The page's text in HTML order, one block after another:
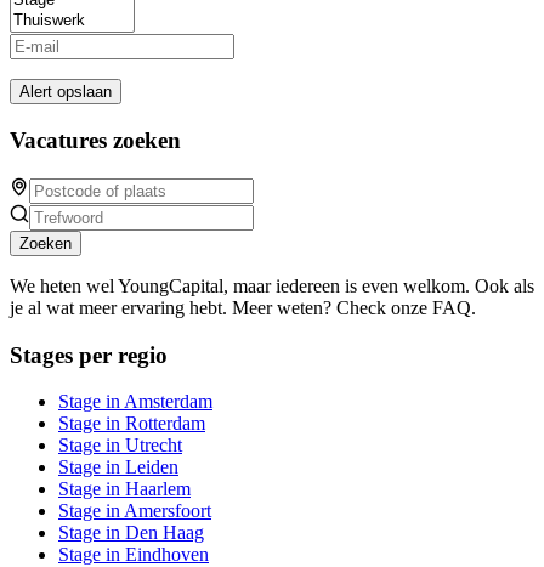
Alert opslaan
Vacatures zoeken
Zoeken
We heten wel YoungCapital, maar iedereen is even welkom. Ook als
je al wat meer ervaring hebt. Meer weten? Check onze FAQ.
Stages per regio
Stage in Amsterdam
Stage in Rotterdam
Stage in Utrecht
Stage in Leiden
Stage in Haarlem
Stage in Amersfoort
Stage in Den Haag
Stage in Eindhoven